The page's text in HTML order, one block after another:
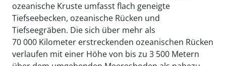
ozeanische Kruste umfasst flach geneigte
Tiefseebecken, ozeanische Rücken und
Tiefseegräben. Die sich über mehr als
70 000 Kilometer erstreckenden ozeanischen Rücken
verlaufen mit einer Höhe von bis zu 3 500 Metern